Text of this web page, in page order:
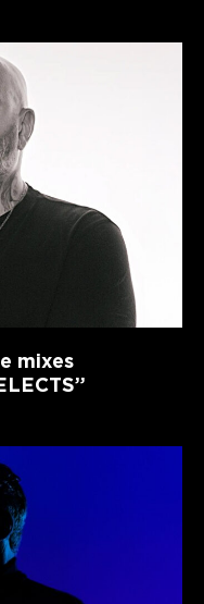
mixes